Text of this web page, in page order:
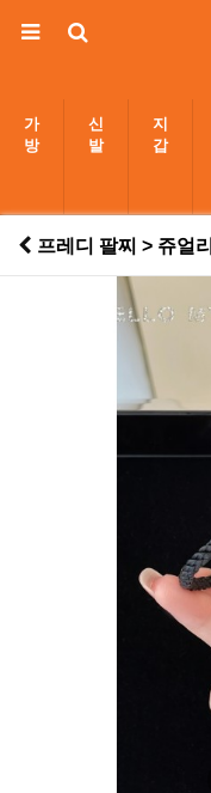
가
방
신
발
지
갑
프레디 팔찌 > 쥬얼리